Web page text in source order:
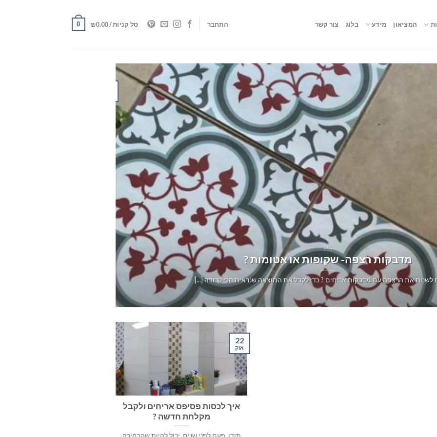
המציאון מידע בלוג צור קשר התחבר סל קניות / ₪0.00
0
כללי
מדבקות רצפה- שקופות או אטומות ?
את הרצפה עם מדבקות אריחים ? כדי לקבל את התוצאה שנראית הכי קרובה [...]
איך לכסות פסיפס אריחים ולקבל
מקלחת חדשה ?
22
אוק